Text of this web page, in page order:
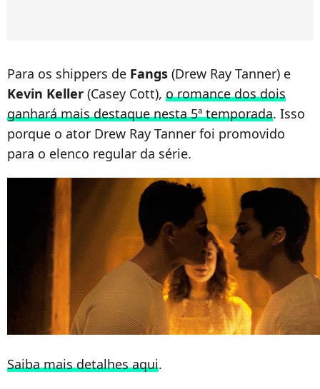
Para os shippers de Fangs (Drew Ray Tanner) e
Kevin Keller (Casey Cott), o romance dos dois
ganhará mais destaque nesta 5ª temporada. Isso
porque o ator Drew Ray Tanner foi promovido
para o elenco regular da série.
Saiba mais detalhes aqui.